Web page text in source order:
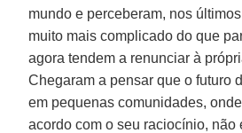
mundo e perceberam, nos
muito mais complicado do que
agora tendem a renunciar à
Chegaram a pensar que o futuro
em pequenas comunidades,
acordo com o seu raciocínio, não